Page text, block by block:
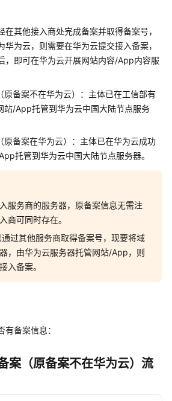
其他接入商处完成备案并取得备案号，
为云，则需要在华为云提交接入备案，
，即可在华为云开展网站内容/App内容服
原备案不在华为云）：主体已在工信部有
站/App托管到华为云中国大陆节点服务
原备案在华为云）：主体已在华为云成功
托管到华为云中国大陆节点服务器。
服务商的服务器，原备案信息无需注
商可同时存在。
过其他服务商取得备案号，现要将域
，由华为云服务器托管网站/App，则
入备案。
备案信息：
案（原备案不在华为云）流